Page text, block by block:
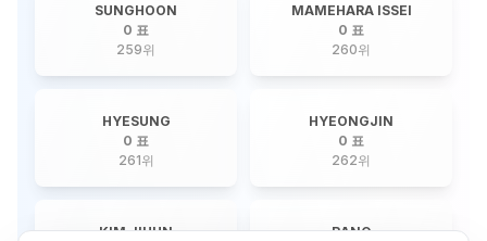
SUNGHOON
0 표
259위
MAMEHARA ISSEI
0 표
260위
HYESUNG
0 표
261위
HYEONGJIN
0 표
262위
KIM JIHUN
RANO